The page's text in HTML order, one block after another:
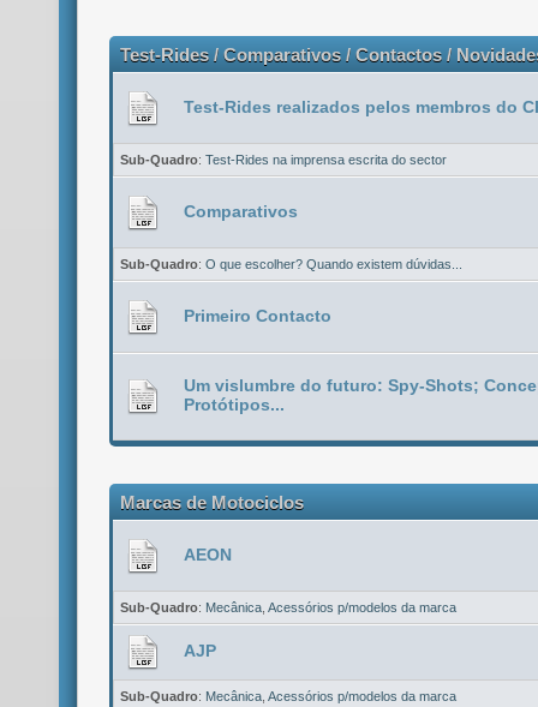
Test-Rides / Comparativos / Contactos /
Test-Rides realizados pelos membros do
Sub-Quadro: Test-Rides na imprensa escrita do sector
Comparativos
Sub-Quadro: O que escolher? Quando existem dúvidas...
Primeiro Contacto
Um vislumbre do futuro: Spy-Shots;
Protótipos...
Marcas de Motociclos
AEON
Sub-Quadro: Mecânica Acessórios p/modelos da marca
AJP
Sub-Quadro: Mecânica Acessórios p/modelos da marca